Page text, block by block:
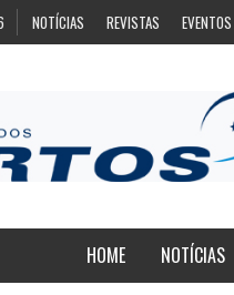
NOTÍCIAS REVISTAS EVENTOS
HOME NOTÍCIAS